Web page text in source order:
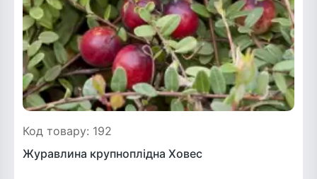
Код товару: 192
Журавлина крупноплідна Ховес